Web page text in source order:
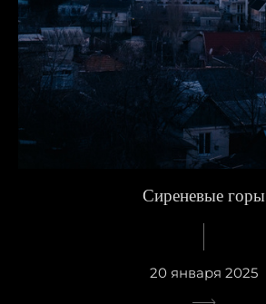
Сиреневые горы
20 января 2025